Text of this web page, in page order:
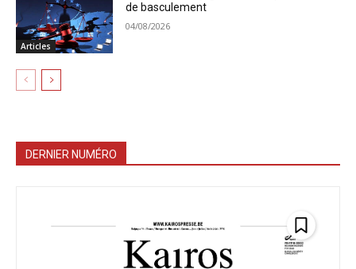
Articles
de basculement
04/08/2026
DERNIER NUMÉRO